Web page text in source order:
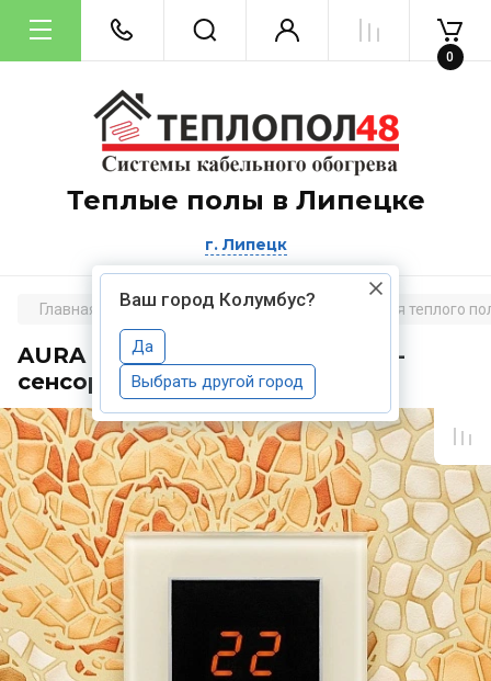
Теплые полы в Липецке
Липецк
Ваш город Колумбус?
Да
Выбрать другой город
0
Главная Терморегуляторы и аксессуары для теплого
AURA ORTO 1013 WHITE PEARL -
сенсорный терморегулятор